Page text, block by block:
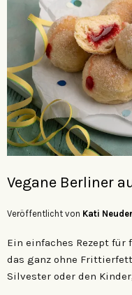
Vegane Berliner
Veröffentlicht von Kati
Ein einfaches Rezept
das ganz ohne
Silvester oder den